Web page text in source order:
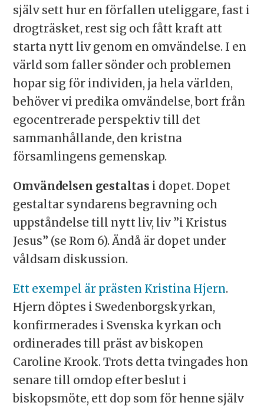
själv sett hur en förfallen uteliggare, fast i
drogträsket, rest sig och fått kraft att
starta nytt liv genom en omvändelse. I en
värld som faller sönder och problemen
hopar sig för individen, ja hela världen,
behöver vi predika omvändelse, bort från
egocentrerade perspektiv till det
sammanhållande, den kristna
församlingens gemenskap.
Omvändelsen gestaltas i dopet. Dopet
gestaltar syndarens begravning och
uppståndelse till nytt liv, liv ”i Kristus
Jesus” (se Rom 6). Ändå är dopet under
våldsam diskussion.
Ett exempel är prästen Kristina Hjern.
Hjern döptes i Swedenborgskyrkan,
konfirmerades i Svenska kyrkan och
ordinerades till präst av biskopen
Caroline Krook. Trots detta tvingades hon
senare till omdop efter beslut i
biskopsmöte, ett dop som för henne själv